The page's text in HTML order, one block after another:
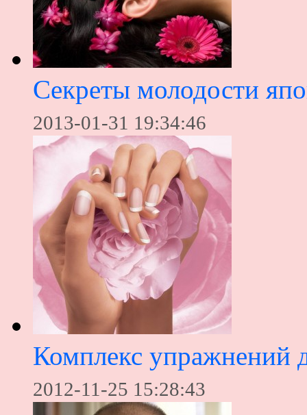
Секреты молодости
2013-01-31 19:34:46
Комплекс упражнений
2012-11-25 15:28:43